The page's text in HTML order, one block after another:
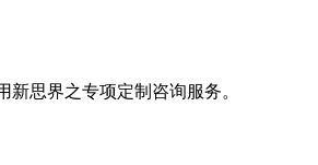
思界之专项定制咨询服务。